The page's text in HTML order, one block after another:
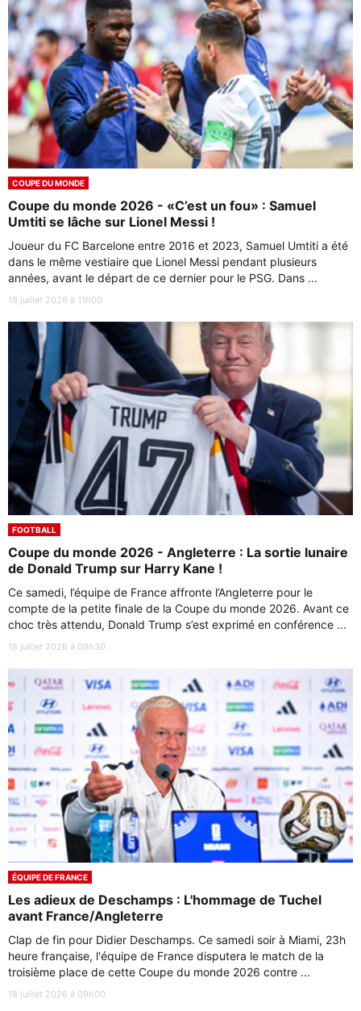
COUPE DU MONDE
Coupe du monde 2026 - «C’est un fou» : Samuel
Umtiti se lâche sur Lionel Messi !
Joueur du FC Barcelone entre 2016 et 2023, Samuel Umtiti a été
dans le même vestiaire que Lionel Messi pendant plusieurs
années, avant le départ de ce dernier pour le PSG. Dans ...
18 juillet 2026 à 11h00
FOOTBALL
Coupe du monde 2026 - Angleterre : La sortie lunaire
de Donald Trump sur Harry Kane !
Ce samedi, l’équipe de France affronte l’Angleterre pour le
compte de la petite finale de la Coupe du monde 2026. Avant ce
choc très attendu, Donald Trump s’est exprimé en conférence ...
18 juillet 2026 à 09h30
ÉQUIPE DE FRANCE
Les adieux de Deschamps : L'hommage de Tuchel
avant France/Angleterre
Clap de fin pour Didier Deschamps. Ce samedi soir à Miami, 23h
heure française, l'équipe de France disputera le match de la
troisième place de cette Coupe du monde 2026 contre ...
18 juillet 2026 à 09h00